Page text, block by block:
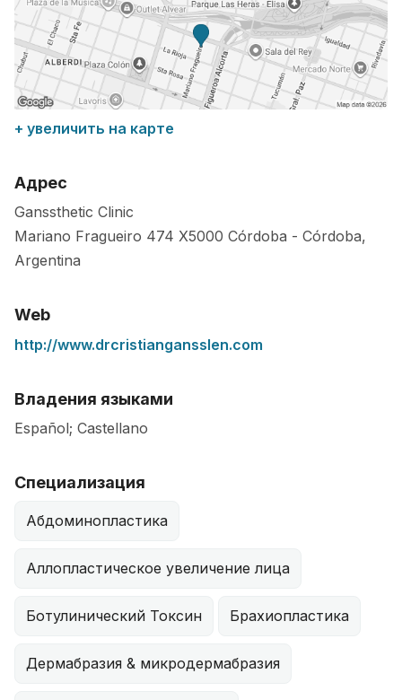
+ увеличить на карте
Адрес
Ganssthetic Clinic
Mariano Fragueiro 474 X5000 Córdoba - Córdoba,
Argentina
Web
http://www.drcristiangansslen.com
Владения языками
Español; Castellano
Специализация
Абдоминопластика
Аллопластическое увеличение лица
Ботулинический Токсин Брахиопластика
Дермабразия & микродермабразия